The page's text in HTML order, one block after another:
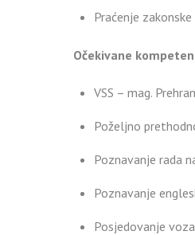
Praćenje
Očekivane
VSS – mag.
Poželjno
Poznavanje rada
Poznavanje
Posjedovanje